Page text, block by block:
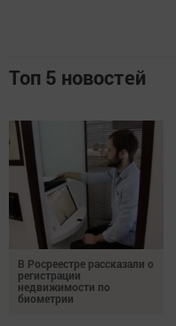
Топ 5 новостей
В Росреестре рассказали о
регистрации
недвижимости по
биометрии